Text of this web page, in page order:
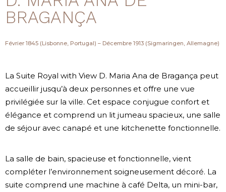
BRAGANÇA
Février 1845 (Lisbonne, Portugal) – Décembre 1913 (Sigmaringen, Allemagne)
La Suite Royal with View D. Maria Ana de Bragança peut
accueillir jusqu’à deux personnes et offre une vue
privilégiée sur la ville. Cet espace conjugue confort et
élégance et comprend un lit jumeau spacieux, une salle
de séjour avec canapé et une kitchenette fonctionnelle.
La salle de bain, spacieuse et fonctionnelle, vient
compléter l’environnement soigneusement décoré. La
suite comprend une machine à café Delta, un mini-bar,